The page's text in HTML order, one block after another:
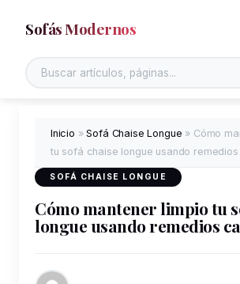
Sofás Modernos
Inicio »Sofá Chaise Longue » Cómo
tu sofá chaise longue usando
SOFÁ CHAISE LONGUE
Cómo mantener limpio tu
longue usando remedios